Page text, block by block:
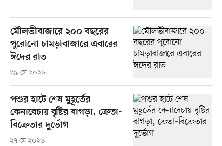
মৌলভীবাজারে ২০০ বছরের
পুরোনো চামড়াবাজারে এবারের
ঈদের রাত
২৯ মে ২০২৬
পশুর হাটে শেষ মুহূর্তের
কেনাবেচায় বৃষ্টির বাগড়া, ক্রেতা-
বিক্রেতার দুর্ভোগ
২৭ মে ২০২৬